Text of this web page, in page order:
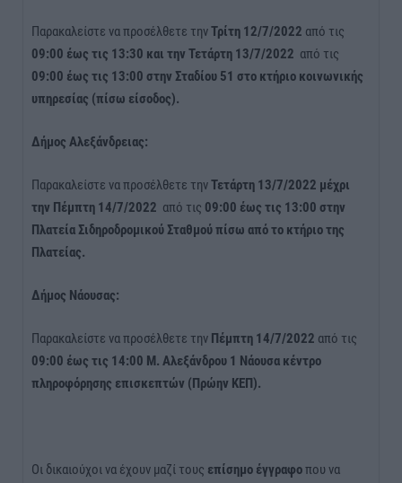
Παρακαλείστε να προσέλθετε τηνΤρίτη 12/7/2022 από τις
09:00 έως τις 13:30 και την Τετάρτη 13/7/2022 από τις
09:00 έως τις 13:00 στην Σταδίου 51 στο κτήριο κοινωνικής
υπηρεσίας (πίσω είσοδος).
Δήμος Αλεξάνδρειας:
Παρακαλείστε να προσέλθετε τηνΤετάρτη 13/7/2022 μέχρι
την Πέμπτη 14/7/2022 από τις 09:00 έως τις 13:00 στην
Πλατεία Σιδηροδρομικού Σταθμού πίσω από το κτήριο της
Πλατείας.
Δήμος Νάουσας:
Παρακαλείστε να προσέλθετε την Πέμπτη 14/7/2022 από τις
09:00 έως τις 14:00 Μ. Αλεξάνδρου 1 Νάουσα κέντρο
πληροφόρησης επισκεπτών (Πρώην ΚΕΠ).
Οι δικαιούχοι να έχουν μαζί τους επίσημο έγγραφοπου να